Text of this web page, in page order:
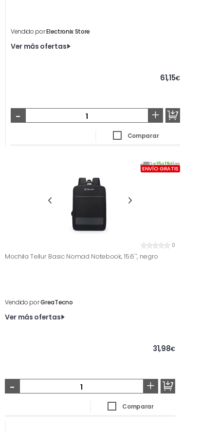
Vendido porElectronix Store
Ver más ofertas
61,15€
- +
Comparar
De15a19días
ENVÍO GRATIS
0
Mochila Tellur Basic Nomad Notebook, 15.6'', negro
Vendido porGreaTecno
Ver más ofertas
31,98€
- +
Comparar